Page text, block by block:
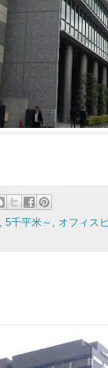
5千平米～
オフィス